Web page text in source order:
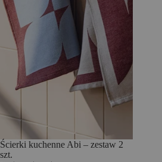
Ścierki kuchenne Abi – zestaw 2
szt.